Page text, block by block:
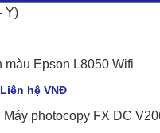
Y)
màu Epson L8050 Wifi
Liên hệ VNÐ
Máy photocopy FX DC